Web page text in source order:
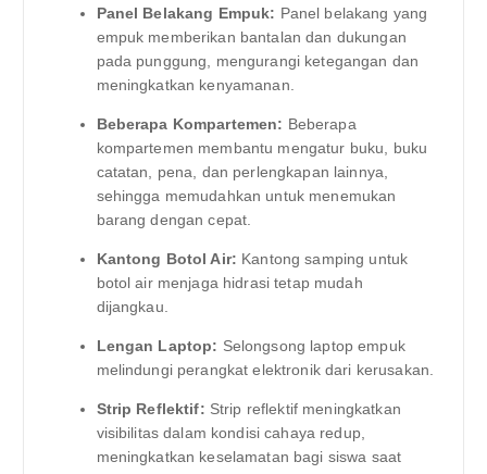
Panel Belakang Empuk: Panel belakang yang
empuk memberikan bantalan dan dukungan
pada punggung, mengurangi ketegangan dan
meningkatkan kenyamanan.
Beberapa Kompartemen: Beberapa
kompartemen membantu mengatur buku, buku
catatan, pena, dan perlengkapan lainnya,
sehingga memudahkan untuk menemukan
barang dengan cepat.
Kantong Botol Air: Kantong samping untuk
botol air menjaga hidrasi tetap mudah
dijangkau.
Lengan Laptop: Selongsong laptop empuk
melindungi perangkat elektronik dari kerusakan.
Strip Reflektif: Strip reflektif meningkatkan
visibilitas dalam kondisi cahaya redup,
meningkatkan keselamatan bagi siswa saat